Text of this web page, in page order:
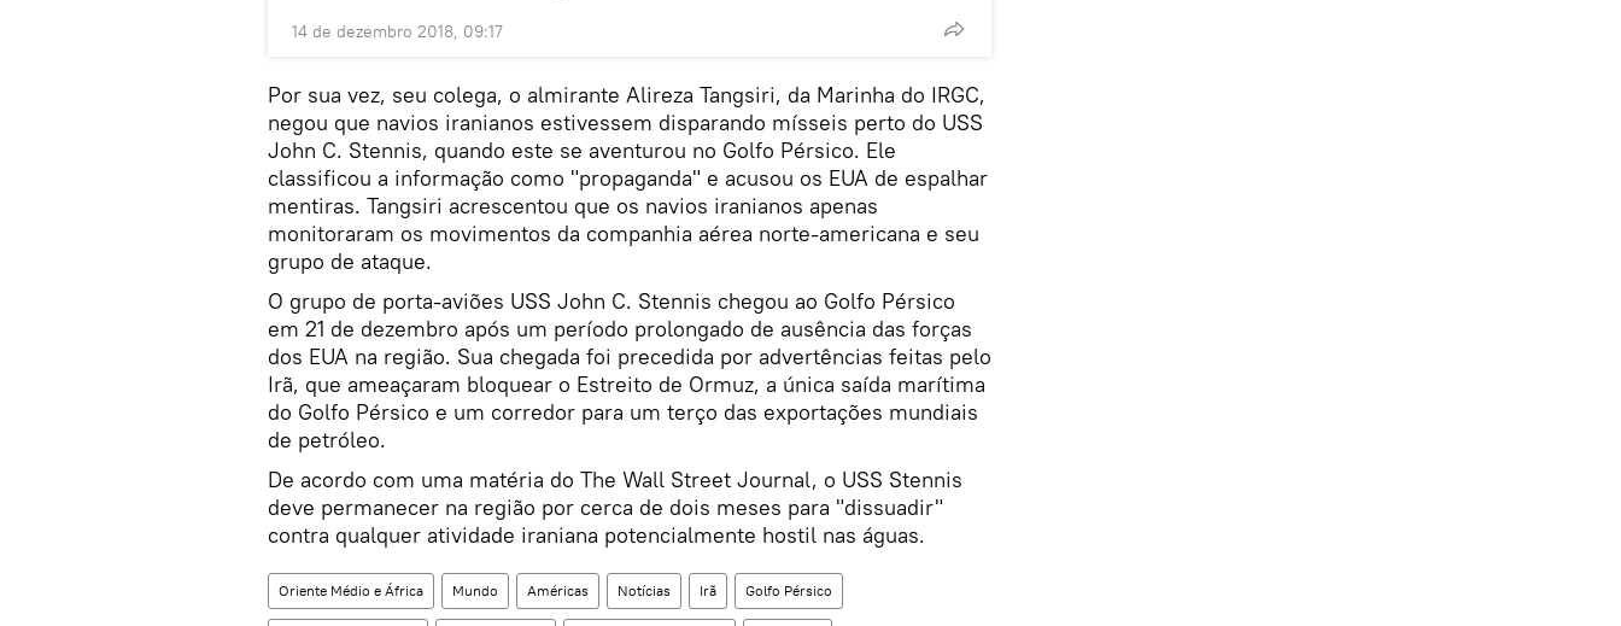
14 de dezembro 2018, 09:17
Por sua vez, seu colega, o almirante Alireza Tangsiri, da Marinha do IRGC,
negou que navios iranianos estivessem disparando mísseis perto do USS
John C. Stennis, quando este se aventurou no Golfo Pérsico. Ele
classificou a informação como "propaganda" e acusou os EUA de espalhar
mentiras. Tangsiri acrescentou que os navios iranianos apenas
monitoraram os movimentos da companhia aérea norte-americana e seu
grupo de ataque.
O grupo de porta-aviões USS John C. Stennis chegou ao Golfo Pérsico
em 21 de dezembro após um período prolongado de ausência das forças
dos EUA na região. Sua chegada foi precedida por advertências feitas pelo
Irã, que ameaçaram bloquear o Estreito de Ormuz, a única saída marítima
do Golfo Pérsico e um corredor para um terço das exportações mundiais
de petróleo.
De acordo com uma matéria do The Wall Street Journal, o USS Stennis
deve permanecer na região por cerca de dois meses para "dissuadir"
contra qualquer atividade iraniana potencialmente hostil nas águas.
Oriente Médio e África Mundo Américas Notícias Irã Golfo Pérsico